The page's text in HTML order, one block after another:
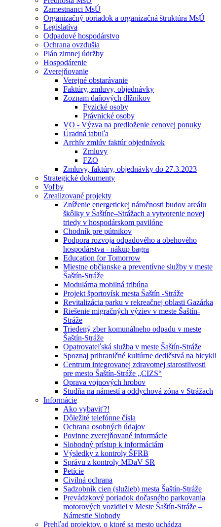
Zamestnanci MsÚ
Organizačný poriadok a organizačná štruktúra MsÚ
Legislatíva
Odpadové hospodárstvo
Ochrana ovzdušia
Plán zimnej údržby
Hospodárenie
Zverejňovanie
Verejné obstarávanie
Faktúry, zmluvy, objednávky
Zoznam daňových dlžníkov
Fyzické osoby
Právnické osoby
VO - Výzva na predloženie cenovej ponuky
Úradná tabuľa
Archív zmlúv faktúr objednávok
Zmluvy
FZO
Zmluvy, faktúry, objednávky do 27.3.2023
Strategické dokumenty
Voľby
Zrealizované projekty
Zníženie energetickej náročnosti budov areálu
škôlky v Šaštíne–Strážach a vytvorenie novej
triedy v hospodárskom pavilóne
Chodník pre pútnikov
Podpora rozvoja odpadového a obehového
hospodárstva - nákup bagra
Education for Tomorrow
Miestne občianske a preventívne služby v meste
Šaštín-Stráže
Modulárna mobilná tribúna
Projekt športovísk mesta Šaštín -Stráže
Revitalizácia parku v rekreačnej oblasti Gazárka
Riešenie migračných výziev v meste Šaštín-
Stráže
Triedený zber komunálneho odpadu v meste
Šaštín-Stráže
Opatrovateľská služba v meste Šaštín-Stráže
Spoznaj prihraničné kultúrne dedičstvá na bicykli
Centrum integrovanej zdravotnej starostlivosti
pre mesto Šaštín-Stráže „CIZS“
Oprava vojnových hrobov
Studňa na námestí a oddychová zóna v Strážach
Informácie
Ako vybaviť?!
Dôležité telefónne čísla
Ochrana osobných údajov
Povinne zverejňované informácie
Slobodný prístup k informáciám
Výsledky z kontroly ŠFRB
Správu z kontroly MDaV SR
Petície
Civilná ochrana
Sadzobník cien (služieb) mesta Šaštín-Stráže
Prevádzkový poriadok dočasného parkovania
motorových vozidiel v Meste Šaštín-Stráže –
Námestie Slobody
Prehľad projektov, o ktoré sa mesto uchádza